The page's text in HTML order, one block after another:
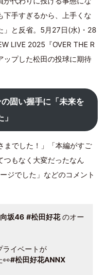
下手すぎるから、上手くな
」と反省。5月27日(水)・28
LIVE 2025『OVER THE R
ップした松田の投球に期待
固い握手に「未来を
までした！」「本編がすご
つもなく大変だったなん
ジでした」などのコメント
坂46 #松田好花のオー
ライベートが
👀#松田好花ANNX